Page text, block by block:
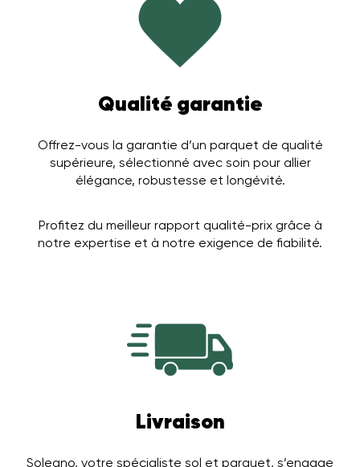
Qualité garantie
Offrez-vous la garantie d’un parquet de qualité
supérieure, sélectionné avec soin pour allier
élégance, robustesse et longévité.
Profitez du meilleur rapport qualité-prix grâce à
notre expertise et à notre exigence de fiabilité.
Livraison
Solegno, votre spécialiste sol et parquet, s’engage